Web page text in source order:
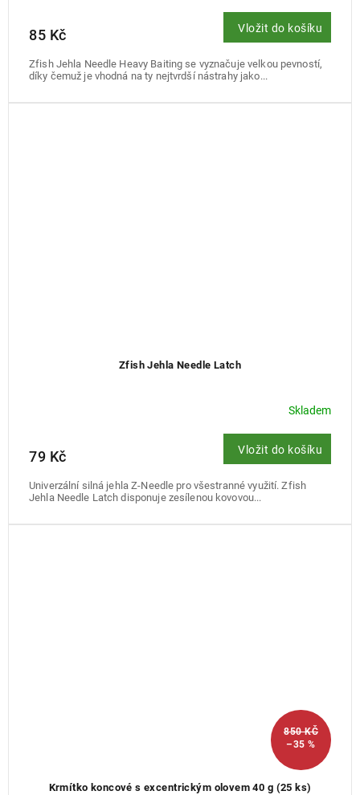
85 Kč Vložit do košíku
Zfish Jehla Needle Heavy Baiting se vyznačuje velkou pevností,
díky čemuž je vhodná na ty nejtvrdší nástrahy jako...
Zfish Jehla Needle Latch
Skladem
79 Kč Vložit do košíku
Univerzální silná jehla Z-Needle pro všestranné využití. Zfish
Jehla Needle Latch disponuje zesílenou kovovou...
850 KČ
–35 %
Krmítko koncové s excentrickým olovem 40 g (25 ks)